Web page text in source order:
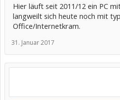
Hier läuft seit 2011/12 ein PC
langweilt sich heute noch mit
Office/Internetkram.
31. Januar 2017